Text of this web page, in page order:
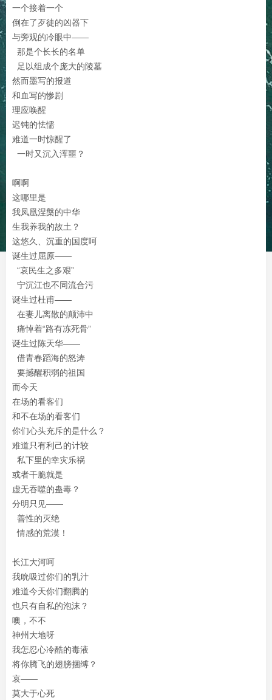
一个接着一个
倒在了歹徒的凶器下
与旁观的冷眼中——
那是个长长的名单
足以组成个庞大的陵墓
然而墨写的报道
和血写的惨剧
理应唤醒
迟钝的怯懦
难道一时惊醒了
一时又沉入浑噩？
啊啊
这哪里是
我凤凰涅槃的中华
生我养我的故土？
这悠久、沉重的国度呵
诞生过屈原——
“哀民生之多艰”
宁沉江也不同流合污
诞生过杜甫——
在妻儿离散的颠沛中
痛悼着“路有冻死骨”
诞生过陈天华——
借青春蹈海的怒涛
要撼醒积弱的祖国
而今天
在场的看客们
和不在场的看客们
你们心头充斥的是什么？
难道只有利己的计较
私下里的幸灾乐祸
或者干脆就是
虚无吞噬的蛊毒？
分明只见——
善性的灭绝
情感的荒漠！
长江大河呵
我吮吸过你们的乳汁
难道今天你们翻腾的
也只有自私的泡沫？
噢，不不
神州大地呀
我怎忍心冷酷的毒液
将你腾飞的翅膀捆缚？
哀——
莫大于心死